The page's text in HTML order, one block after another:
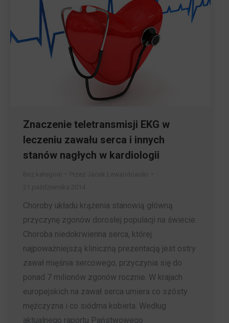
Znaczenie teletransmisji EKG w
leczeniu zawału serca i innych
stanów nagłych w kardiologii
Choroby układu krążenia stanowią główną
przyczynę zgonów dorosłej populacji na świecie.
Choroba niedokrwienna serca, której
najpoważniejszą kliniczną prezentacją jest ostry
zawał mięśnia sercowego, przyczynia się do
ponad 7 milionów zgonów rocznie. W krajach
europejskich na zawał serca umiera co szósty
mężczyzna i co siódma kobieta. Według
aktualnego raportu Państwowego